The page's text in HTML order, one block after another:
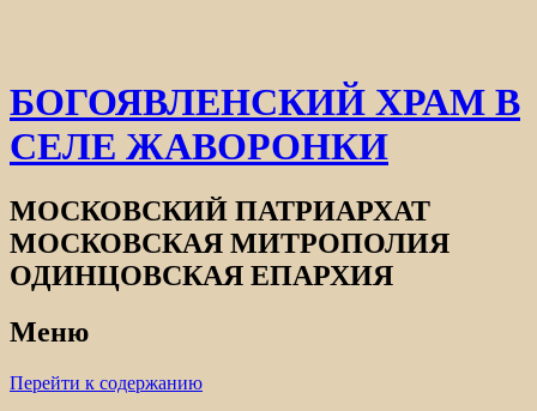
БОГОЯВЛЕНСКИЙ ХРАМ В
СЕЛЕ ЖАВОРОНКИ
МОСКОВСКИЙ ПАТРИАРХАТ
МОСКОВСКАЯ МИТРОПОЛИЯ
ОДИНЦОВСКАЯ ЕПАРХИЯ
Меню
Перейти к содержанию